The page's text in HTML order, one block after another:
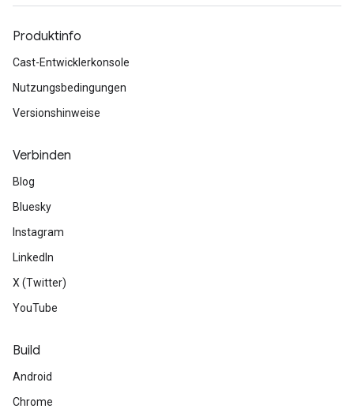
Produktinfo
Cast-Entwicklerkonsole
Nutzungsbedingungen
Versionshinweise
Verbinden
Blog
Bluesky
Instagram
LinkedIn
X (Twitter)
YouTube
Build
Android
Chrome